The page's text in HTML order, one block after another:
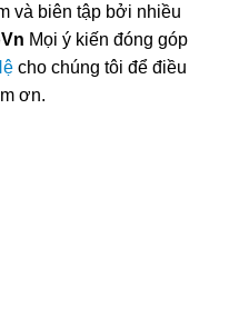
và biên tập bởi nhiều
Mọi ý kiến đóng góp
cho chúng tôi để điều
ơn.